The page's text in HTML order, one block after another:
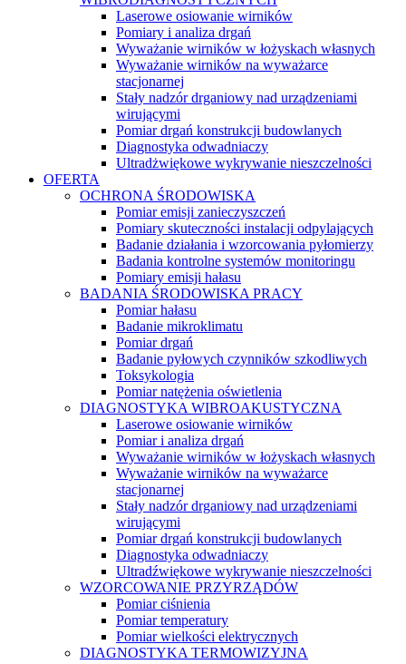
Laserowe osiowanie wirników
Pomiary i analiza drgań
Wyważanie wirników w łożyskach własnych
Wyważanie wirników na wyważarce
stacjonarnej
Stały nadzór drganiowy nad urządzeniami
wirującymi
Pomiar drgań konstrukcji budowlanych
Diagnostyka odwadniaczy
Ultradżwiękowe wykrywanie nieszczelności
OFERTA
OCHRONA ŚRODOWISKA
Pomiar emisji zanieczyszczeń
Pomiary skuteczności instalacji odpylających
Badanie działania i wzorcowania pyłomierzy
Badania kontrolne systemów monitoringu
Pomiary emisji hałasu
BADANIA ŚRODOWISKA PRACY
Pomiar hałasu
Badanie mikroklimatu
Pomiar drgań
Badanie pyłowych czynników szkodliwych
Toksykologia
Pomiar natężenia oświetlenia
DIAGNOSTYKA WIBROAKUSTYCZNA
Laserowe osiowanie wirników
Pomiar i analiza drgań
Wyważanie wirników w łożyskach własnych
Wyważanie wirników na wyważarce
stacjonarnej
Stały nadzór drganiowy nad urządzeniami
wirującymi
Pomiar drgań konstrukcji budowlanych
Diagnostyka odwadniaczy
Ultradźwiękowe wykrywanie nieszczelności
WZORCOWANIE PRZYRZĄDÓW
Pomiar ciśnienia
Pomiar temperatury
Pomiar wielkości elektrycznych
DIAGNOSTYKA TERMOWIZYJNA